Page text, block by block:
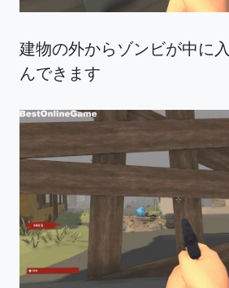
建物の外からゾンビが中に
んできます